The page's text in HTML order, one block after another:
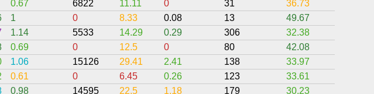
0.67 6822 11.11 0 31 36.73
1 0 8.33 0.08 13 49.67
1.14 5533 14.29 0.29 306 32.38
0.69 0 12.5 0 80 42.08
1.06 15126 29.41 2.41 138 33.97
0.61 0 6.45 0.26 123 33.61
0.98 14595 22.5 1.18 179 30.23